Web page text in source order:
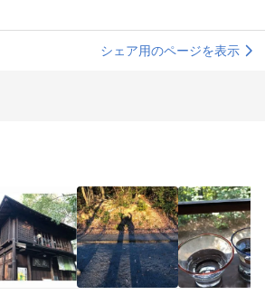
シェア用のページを表示